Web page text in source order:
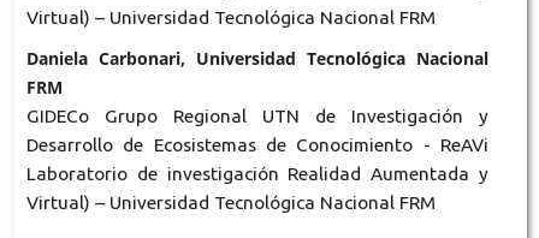
Virtual) – Universidad Tecnológica Nacional FRM
Daniela Carbonari, Universidad Tecnológica Nacional
FRM
GIDECo Grupo Regional UTN de Investigación y
Desarrollo de Ecosistemas de Conocimiento - ReAVi
Laboratorio de investigación Realidad Aumentada y
Virtual) – Universidad Tecnológica Nacional FRM